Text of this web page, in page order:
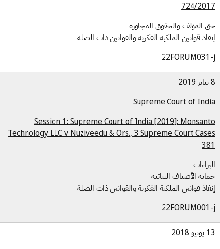
724/
المؤلف والحقوق المجاورة
قوانين الملكية الفكرية والقوانين ذات الصلة
Supreme Court of
Session 1: Supreme Court of India [2019]:
Technology LLC v Nuziveedu & Ors., 3 Supreme Court
الأصناف النباتية
قوانين الملكية الفكرية والقوانين ذات الصلة